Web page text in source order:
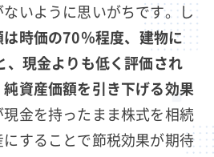
いように思いがちです。し
時価の70％程度、建物に
、現金よりも低く評価され
資産価額を引き下げる効果
現金を持ったまま株式を相続
することで節税効果が期待